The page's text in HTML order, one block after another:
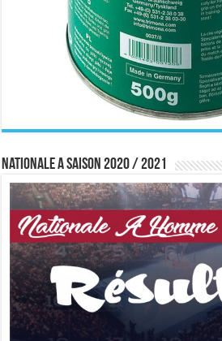
Nationale A saison 2020 / 2021